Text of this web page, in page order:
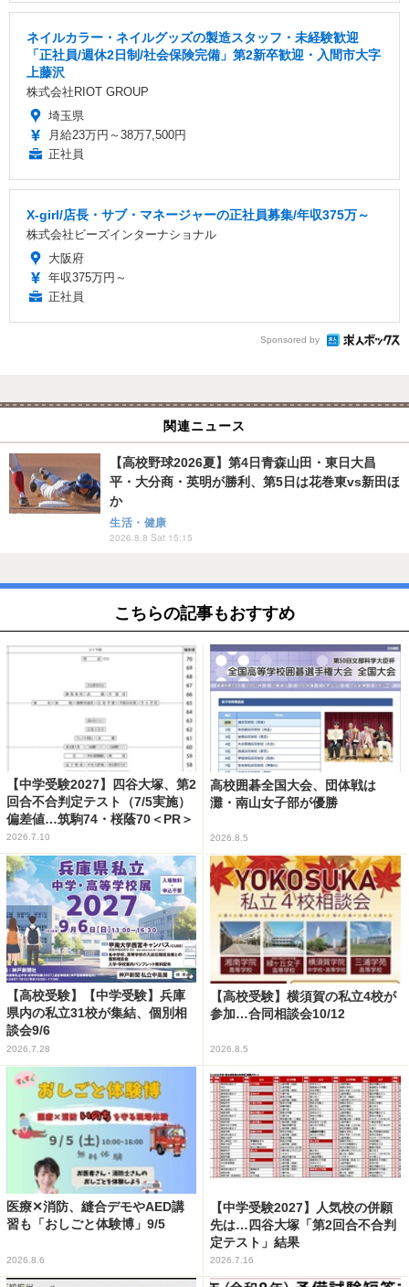
ネイルカラー・ネイルグッズの製造スタッフ・未経験歓迎
「正社員/週休2日制/社会保険完備」第2新卒歓迎・入間市大字
上藤沢
株式会社RIOT GROUP
埼玉県
月給23万円～38万7,500円
正社員
X-girl/店長・サブ・マネージャーの正社員募集/年収375万～
株式会社ビーズインターナショナル
大阪府
年収375万円～
正社員
Sponsored by
関連ニュース
【高校野球2026夏】第4日青森山田・東日大昌
平・大分商・英明が勝利、第5日は花巻東vs新田ほ
か
生活・健康
2026.8.8 Sat 15:15
こちらの記事もおすすめ
【中学受験2027】四谷大塚、第2
回合不合判定テスト（7/5実施）
偏差値…筑駒74・桜蔭70＜PR＞
2026.7.10
高校囲碁全国大会、団体戦は
灘・南山女子部が優勝
2026.8.5
【高校受験】【中学受験】兵庫
県内の私立31校が集結、個別相
談会9/6
2026.7.28
【高校受験】横須賀の私立4校が
参加…合同相談会10/12
2026.8.5
医療✕消防、縫合デモやAED講
習も「おしごと体験博」9/5
2026.8.6
【中学受験2027】人気校の併願
先は…四谷大塚「第2回合不合判
定テスト」結果
2026.7.16